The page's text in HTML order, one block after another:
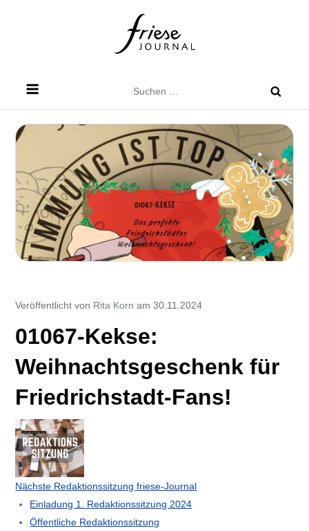
nach:
Veröffentlicht von Rita Korn am 30.11.2024
01067-Kekse:
Weihnachtsgeschenk für
Friedrichstadt-Fans!
Nächste Redaktionssitzung friese-Journal
Einladung 1. Redaktionssitzung 2024
Öffentliche Redaktionssitzung